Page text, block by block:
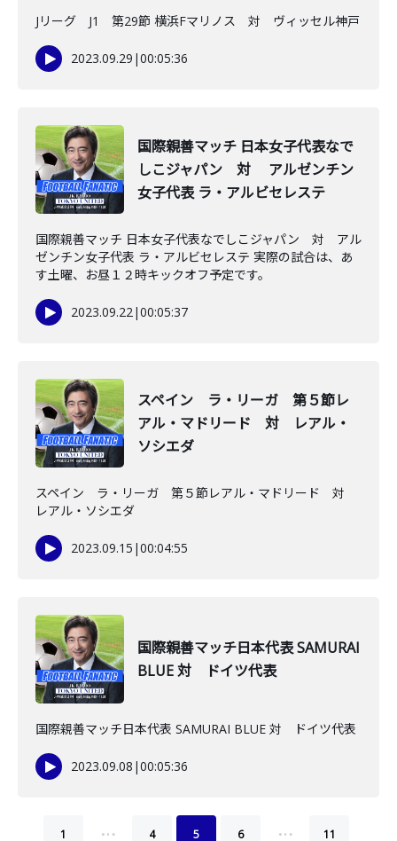
Jリーグ J1 第29節 横浜Fマリノス 対 ヴィッセル神戸
2023.09.29 |00:05:36
国際親善マッチ 日本女子代表なで
しこジャパン 対 アルゼンチン
女子代表 ラ・アルビセレステ
国際親善マッチ 日本女子代表なでしこジャパン 対 アル
ゼンチン女子代表 ラ・アルビセレステ 実際の試合は、あ
す土曜、お昼１２時キックオフ予定です。
2023.09.22|00:05:37
スペイン ラ・リーガ 第５節レ
アル・マドリード 対 レアル・
ソシエダ
スペイン ラ・リーガ 第５節レアル・マドリード 対
レアル・ソシエダ
2023.09.15 |00:04:55
国際親善マッチ日本代表 SAMURAI
BLUE 対 ドイツ代表
国際親善マッチ日本代表 SAMURAI BLUE 対 ドイツ代表
2023.09.08 |00:05:36
1 … 4 5 6 … 11